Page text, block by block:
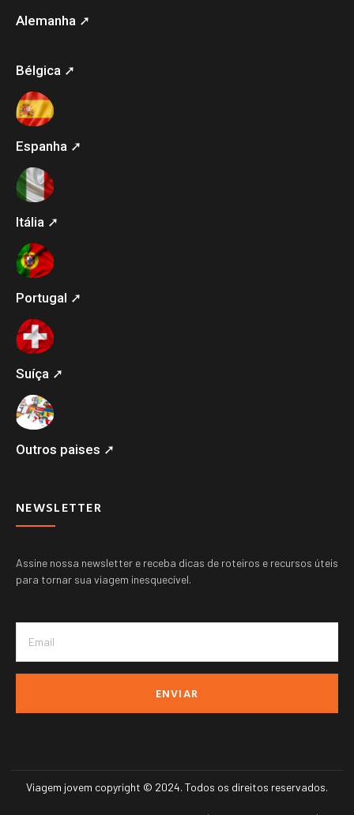
Alemanha ➚
Bélgica ➚
Espanha ➚
Itália ➚
Portugal ➚
Suíça ➚
Outros paises ➚
NEWSLETTER
Assine nossa newsletter e receba dicas de roteiros e recursos úteis
para tornar sua viagem inesquecível.
ENVIAR
Viagem jovem copyright © 2024. Todos os direitos reservados.